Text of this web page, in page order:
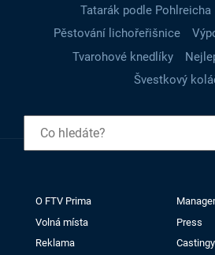
Tatarák podle Pohlreicha
Pěstování lichořeřišnice
Tvarohové knedlíky
Švestkový
O FTV Prima
Volná místa
Press
Reklama